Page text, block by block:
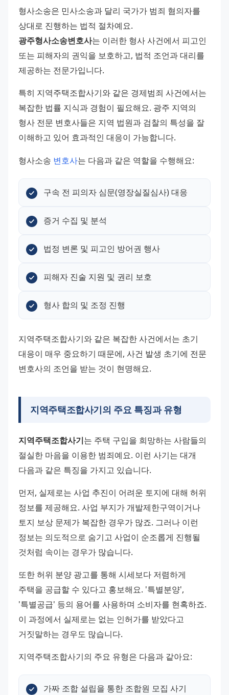
형사소송은 민사소송과 달리 국가가 범죄 혐의자를
광주형사소송변호사는 이러한 형사 사건에서 피고인
또는 피해자의 권익을 보호하고, 법적 조언과 대리를
제공하는 전문가입니다.
특히 지역주택조합사기와 같은 경제범죄 사건에서는
복잡한 법률 지식과 경험이 필요해요. 광주 지역의
형사 전문 변호사들은 지역 법원과 검찰의 특성을 잘
이해하고 있어 효과적인 대응이 가능합니다.
형사소송 변호사는 다음과 같은 역할을 수행해요:
구속 전 피의자 심문(영장실질심사) 대응
증거 수집 및 분석
법정 변론 및 피고인 방어권 행사
피해자 진술 지원 및 권리 보호
형사 합의 및 조정 진행
지역주택조합사기와 같은 복잡한 사건에서는 초기
대응이 매우 중요하기 때문에, 사건 발생 초기에 전문
변호사의 조언을 받는 것이 현명해요.
지역주택조합사기의 주요 특징과 유형
지역주택조합사기는 주택 구입을 희망하는 사람들의
절실한 마음을 이용한 범죄예요. 이런 사기는 대개
다음과 같은 특징을 가지고 있습니다.
먼저, 실제로는 사업 추진이 어려운 토지에 대해 허위
정보를 제공해요. 사업 부지가 개발제한구역이거나
토지 보상 문제가 복잡한 경우가 많죠. 그러나 이런
정보는 의도적으로 숨기고 사업이 순조롭게 진행될
것처럼 속이는 경우가 많습니다.
또한 허위 분양 광고를 통해 시세보다 저렴하게
주택을 공급할 수 있다고 홍보해요. '특별분양',
'특별공급' 등의 용어를 사용하며 소비자를 현혹하죠.
이 과정에서 실제로는 없는 인허가를 받았다고
거짓말하는 경우도 많습니다.
지역주택조합사기의 주요 유형은 다음과 같아요:
가짜 조합 설립을 통한 조합원 모집 사기